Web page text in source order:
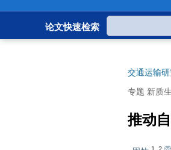
论文快速检索
交通运输
专题 新质
推动